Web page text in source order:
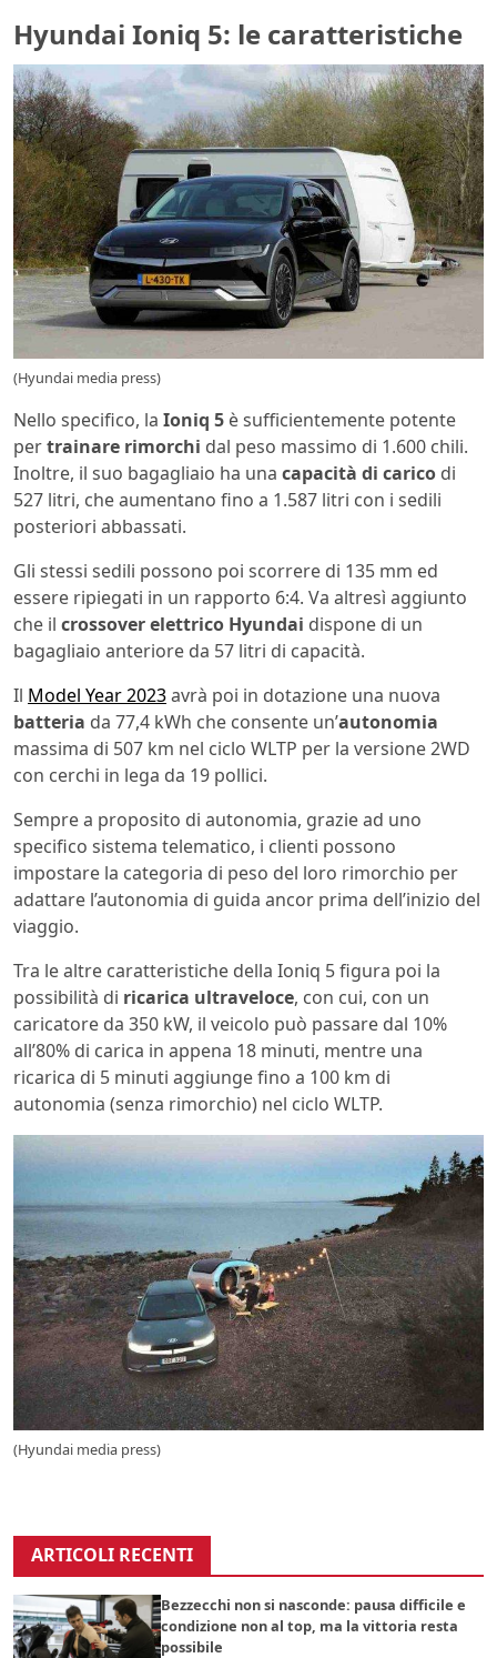
Hyundai Ioniq 5: le caratteristiche
(Hyundai media press)
Nello specifico, la Ioniq 5 è sufficientemente potente
pertrainare rimorchi dal peso massimo di 1.600 chili.
Inoltre, il suo bagagliaio ha una capacità di carico di
527 litri, che aumentano fino a 1.587 litri con i sedili
posteriori abbassati.
Gli stessi sedili possono poi scorrere di 135 mm ed
essere ripiegati in un rapporto 6:4. Va altresì aggiunto
che il crossover elettrico Hyundai dispone di un
bagagliaio anteriore da 57 litri di capacità.
Il Model Year 2023avrà poi in dotazione una nuova
batteria da 77,4 kWh che consente un’autonomia
massima di 507 km nel ciclo WLTP per la versione 2WD
con cerchi in lega da 19 pollici.
Sempre a proposito di autonomia, grazie ad uno
specifico sistema telematico, i clienti possono
impostare la categoria di peso del loro rimorchio per
adattare l’autonomia di guida ancor prima dell’inizio del
viaggio.
Tra le altre caratteristiche della Ioniq 5 figura poi la
possibilità di ricarica ultraveloce, con cui, con un
caricatore da 350 kW, il veicolo può passare dal 10%
all’80% di carica in appena 18 minuti, mentre una
ricarica di 5 minuti aggiunge fino a 100 km di
autonomia (senza rimorchio) nel ciclo WLTP.
(Hyundai media press)
ARTICOLI RECENTI
Bezzecchi non si nasconde: pausa difficile e
condizione non al top, ma la vittoria resta
possibile